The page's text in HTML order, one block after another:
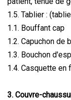
1.5. Tablier :
1.1. Bouffant cap
1.2. Capuchon de
1.3. Bouchon
1.4. Casquette en
3. Couvre-